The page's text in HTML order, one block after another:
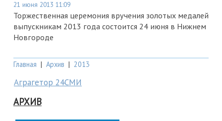
21 июня 2013 11:09
Торжественная церемония вручения золотых медалей
выпускникам 2013 года состоится 24 июня в Нижнем
Новгороде
Главная | Архив | 2013
Аграгетор 24СМИ
АРХИВ